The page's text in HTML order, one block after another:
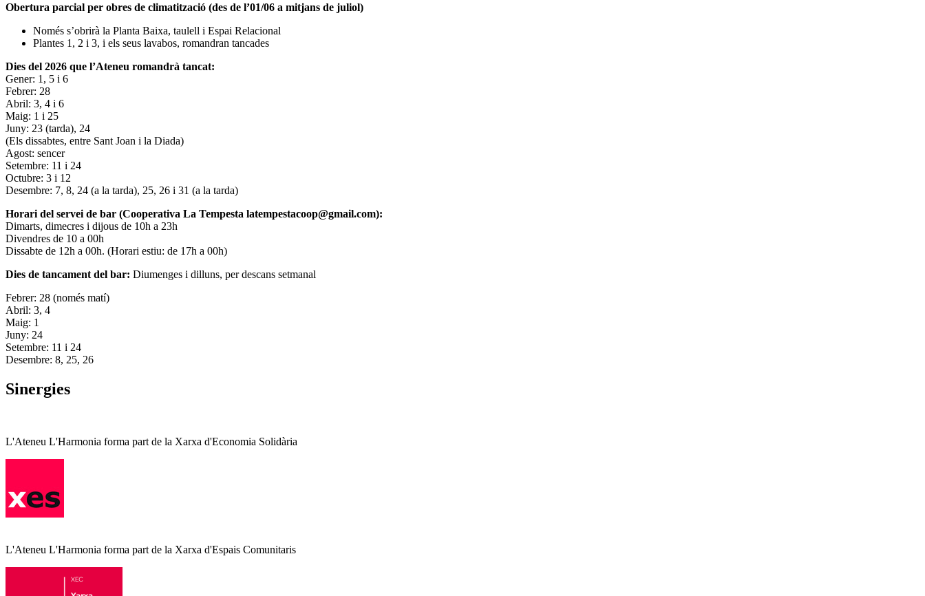
Obertura parcial per obres de climatització (des de l’01/06 a mitjans de juliol)
Només s’obrirà la Planta Baixa, taulell i Espai Relacional
Plantes 1, 2 i 3, i els seus lavabos, romandran tancades
Dies del 2026 que l’Ateneu romandrà tancat:
Gener: 1, 5 i 6
Febrer: 28
Abril: 3, 4 i 6
Maig: 1 i 25
Juny: 23 (tarda), 24
(Els dissabtes, entre Sant Joan i la Diada)
Agost: sencer
Setembre: 11 i 24
Octubre: 3 i 12
Desembre: 7, 8, 24 (a la tarda), 25, 26 i 31 (a la tarda)
Horari del servei de bar (Cooperativa La Tempesta latempestacoop@gmail.com):
Dimarts, dimecres i dijous de 10h a 23h
Divendres de 10 a 00h
Dissabte de 12h a 00h. (Horari estiu: de 17h a 00h)
Dies de tancament del bar: Diumenges i dilluns, per descans setmanal
Febrer: 28 (només matí)
Abril: 3, 4
Maig: 1
Juny: 24
Setembre: 11 i 24
Desembre: 8, 25, 26
Sinergies
L'Ateneu L'Harmonia forma part de la Xarxa d'Economia Solidària
L'Ateneu L'Harmonia forma part de la Xarxa d'Espais Comunitaris